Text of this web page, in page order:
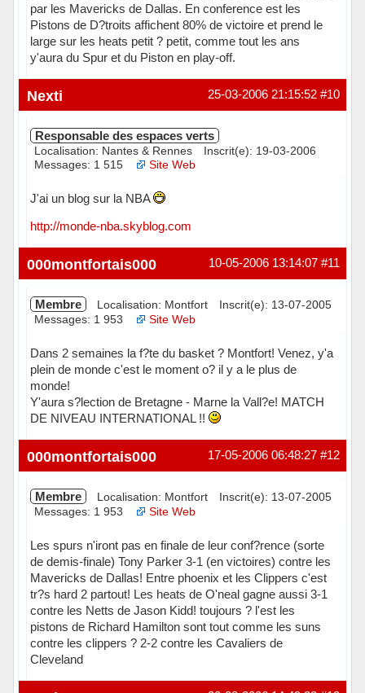
par les Mavericks de Dallas. En conference est les
Pistons de D?troits affichent 80% de victoire et prend le
large sur les heats petit ? petit, comme tout les ans
y'aura du Spur et du Piston en play-off.
Hors ligne #10
25-03-2006 21:15:52
Nexti
Responsable des espaces verts
Localisation: Nantes & Rennes
Inscrit(e): 19-03-2006
Messages: 1 515
Site Web
J'ai un blog sur la NBA
http://monde-nba.skyblog.com
Hors ligne #11
10-05-2006 13:14:07
000montfortais000
Membre Localisation: Montfort
Inscrit(e): 13-07-2005
Messages: 1 953
Site Web
Dans 2 semaines la f?te du basket ? Montfort! Venez, y'a
plein de monde c'est le moment o? il y a le plus de
monde!
Y'aura s?lection de Bretagne - Marne la Vall?e! MATCH
DE NIVEAU INTERNATIONAL !!
Hors ligne #12
17-05-2006 06:48:27
000montfortais000
Membre Localisation: Montfort
Inscrit(e): 13-07-2005
Messages: 1 953
Site Web
Les spurs n'iront pas en finale de leur conf?rence (sorte
de demis-finale) Tony Parker 3-1 (en victoires) contre les
Mavericks de Dallas! Entre phoenix et les Clippers c'est
tr?s hard 2 partout! Les heats de O'neal gagne aussi 3-1
contre les Netts de Jason Kidd! toujours ? l'est les
pistons de Richard Hamilton sont tout comme les suns
contre les clippers ? 2-2 contre les Cavaliers de
Cleveland